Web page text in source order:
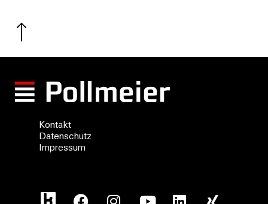
Kontakt
Datenschutz
Impressum